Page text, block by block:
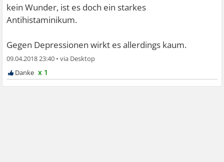
Ansonsten keine weiteren Nebenwirkungen, hat mein
Neurologe aber abgesetzt,
kein Wunder, ist es doch ein starkes
Antihistaminikum.
Gegen Depressionen wirkt es allerdings kaum.
09.04.2018 23:40 •
x 1